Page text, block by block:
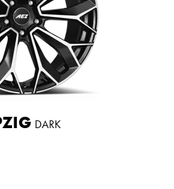
DARK